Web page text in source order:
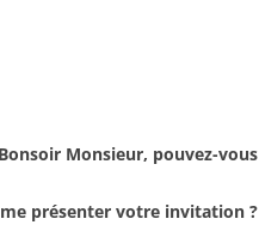
Bonsoir Monsieur, pouvez-vous
me présenter votre invitation ?